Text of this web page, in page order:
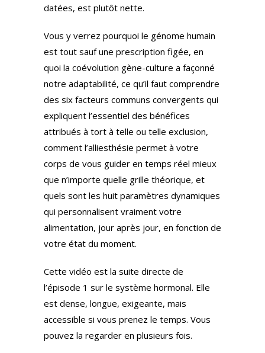
datées, est plutôt nette.
Vous y verrez pourquoi le génome humain
est tout sauf une prescription figée, en
quoi la coévolution gène-culture a façonné
notre adaptabilité, ce qu’il faut comprendre
des six facteurs communs convergents qui
expliquent l’essentiel des bénéfices
attribués à tort à telle ou telle exclusion,
comment l’alliesthésie permet à votre
corps de vous guider en temps réel mieux
que n’importe quelle grille théorique, et
quels sont les huit paramètres dynamiques
qui personnalisent vraiment votre
alimentation, jour après jour, en fonction de
votre état du moment.
Cette vidéo est la suite directe de
l’épisode 1 sur le système hormonal. Elle
est dense, longue, exigeante, mais
accessible si vous prenez le temps. Vous
pouvez la regarder en plusieurs fois.